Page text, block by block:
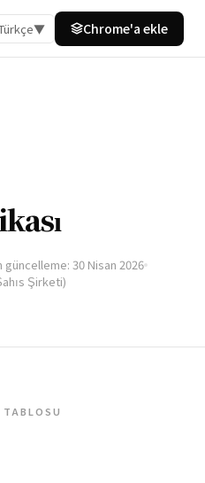
▼ Chrome'a ​​ekle
güncelleme: 30 Nisan 2026
Şirketi)